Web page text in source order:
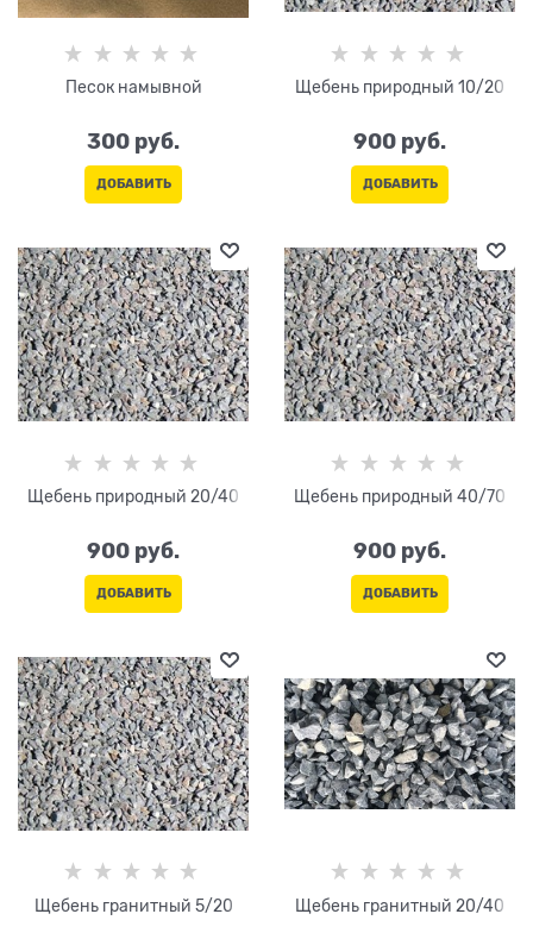
Песок намывной
300 руб.
ДОБАВИТЬ
Щебень природный 10/20
900 руб.
ДОБАВИТЬ
Щебень природный 20/40
900 руб.
ДОБАВИТЬ
Щебень природный 40/70
900 руб.
ДОБАВИТЬ
Щебень гранитный 5/20 Щебень гранитный 20/40